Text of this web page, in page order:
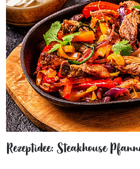
Rezeptidee: Steakhouse